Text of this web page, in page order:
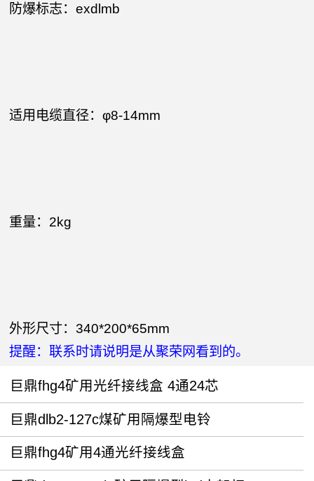
防爆标志：exdlmb
适用电缆直径：φ8-14mm
重量：2kg
外形尺寸：340*200*65mm
提醒：联系时请说明是从聚荣网看到的。
巨鼎fhg4矿用光纤接线盒 4通24芯
巨鼎dlb2-127c煤矿用隔爆型电铃
巨鼎fhg4矿用4通光纤接线盒